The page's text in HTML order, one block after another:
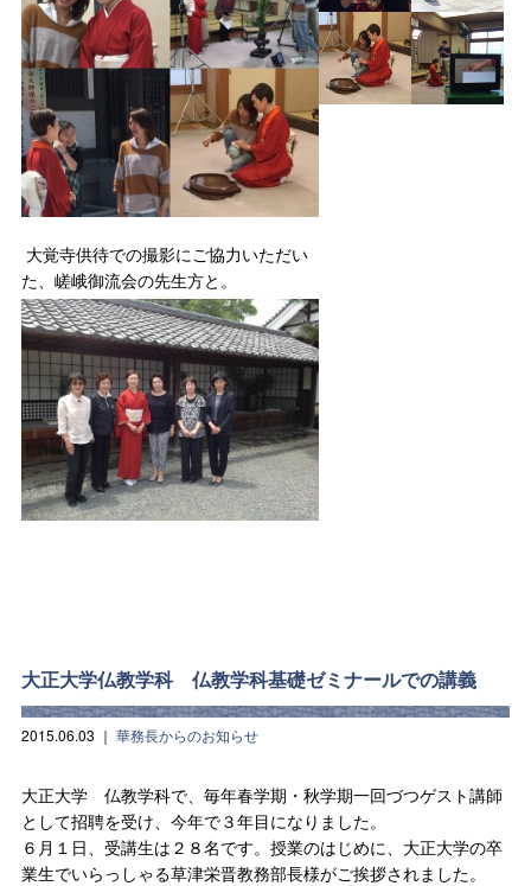
大覚寺供待での撮影にご協力いただい
た、嵯峨御流会の先生方と。
大正大学仏教学科 仏教学科基礎ゼミナールでの講義
2015.06.03 ｜ 華務長からのお知らせ
大正大学 仏教学科で、毎年春学期・秋学期一回づつゲスト講師
として招聘を受け、今年で３年目になりました。
６月１日、受講生は２８名です。授業のはじめに、大正大学の卒
業生でいらっしゃる草津栄晋教務部長様がご挨拶されました。